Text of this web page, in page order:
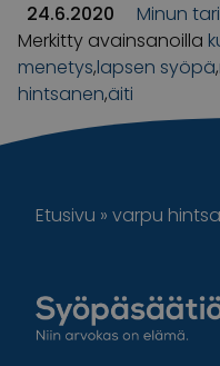
24.6.2020
Minun
Merkitty avainsanoilla
menetys,lapsen syöpä,
hintsanen,äiti
Etusivu » varpu